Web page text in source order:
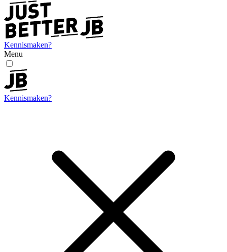
Kennismaken?
Menu
Kennismaken?